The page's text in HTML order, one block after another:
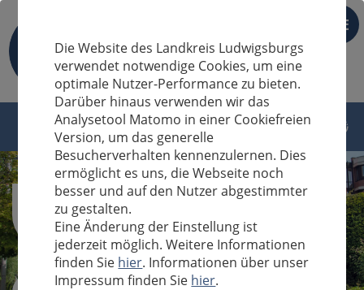
DE
Sucheingabe
Die Website des Landkreis Ludwigsburgs
verwendet notwendige Cookies, um eine
optimale Nutzer-Performance zu bieten.
Darüber hinaus verwenden wir das
Analysetool Matomo in einer Cookiefreien
Version, um das generelle
Besucherverhalten kennenzulernen. Dies
ermöglicht es uns, die Webseite noch
besser und auf den Nutzer abgestimmter
zu gestalten.
Eine Änderung der Einstellung ist
jederzeit möglich. Weitere Informationen
finden Sie hier. Informationen über unser
Impressum finden Sie hier.